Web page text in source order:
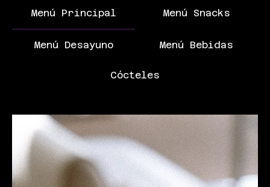
Menú Principal Menú Snacks
Menú Desayuno Menú Bebidas
Cócteles